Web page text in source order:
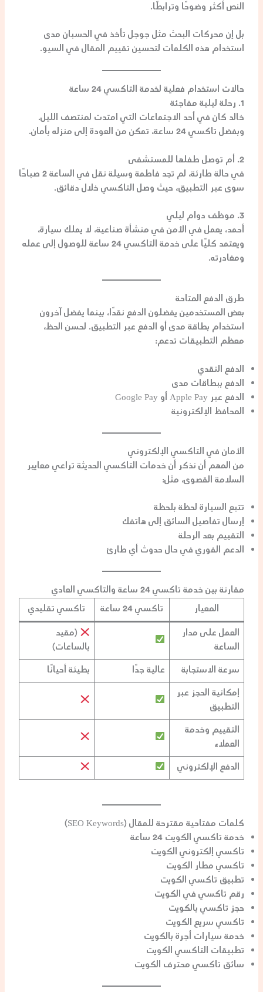
النص أكثر وضوحًا وترابطًا.
بل إن محركات البحث مثل جوجلتأخذ في الحسبان مدى
استخدام هذه الكلمات لتحسين تقييم المقال في السيو.
حالات استخدام فعلية لخدمة التاكسي 24 ساعة
1. رحلة ليلية مفاجئة
خالد كان في أحد الاجتماعات التي امتدت لمنتصف الليل.
وبفضل تاكسي 24 ساعة، تمكن من العودة إلى منزله بأمان.
2. أم توصل طفلها للمستشفى
في حالة طارئة، لم تجد فاطمة وسيلة نقل في الساعة 2 صباحًا
سوى عبر التطبيق، حيث وصل التاكسي خلال دقائق.
3. موظف دوام ليلي
أحمد، يعمل في الأمن في منشأة صناعية، لا يملك سيارة،
ويعتمد كليًا على خدمة التاكسي 24 ساعة للوصول إلى عمله
ومغادرته.
طرق الدفع المتاحة
بعض المستخدمين يفضلون الدفع نقدًا، بينما يفضل آخرون
استخدام بطاقة مدى أو الدفع عبر التطبيق. لحسن الحظ،
معظم التطبيقات تدعم:
الدفع النقدي
الدفع ببطاقات مدى
الدفع عبر Apple Pay أو Google Pay
المحافظ الإلكترونية
الأمان في التاكسي الإلكتروني
من المهم أن نذكر أن خدمات التاكسي الحديثة تراعي معايير
السلامة القصوى، مثل:
تتبع السيارة لحظة بلحظة
إرسال تفاصيل السائق إلى هاتفك
التقييم بعد الرحلة
الدعم الفوري في حال حدوث أي طارئ
مقارنة بين خدمة تاكسي 24 ساعة والتاكسي العادي
المعيار
تاكسي 24 ساعة
تاكسي تقليدي
العمل على مدار
الساعة
(مقيد
بالساعات)
سرعة الاستجابة
عالية جدًا
بطيئة أحيانًا
إمكانية الحجز عبر
التطبيق
التقييم وخدمة
العملاء
الدفع الإلكتروني
كلمات مفتاحية مقترحة للمقال (SEO Keywords)
خدمة تاكسي الكويت 24 ساعة
تاكسي إلكتروني الكويت
تاكسي مطار الكويت
تطبيق تاكسي الكويت
رقم تاكسي في الكويت
حجز تاكسي بالكويت
تاكسي سريع الكويت
خدمة سيارات أجرة بالكويت
تطبيقات التاكسي الكويت
سائق تاكسي محترف الكويت